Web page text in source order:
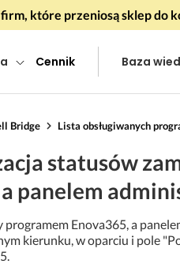
które przeniosą sklep do
Cennik Baza
Bridge Lista obsługiwanych
statusów
panelem
programem Enova365, a
kierunku, w oparciu i pole